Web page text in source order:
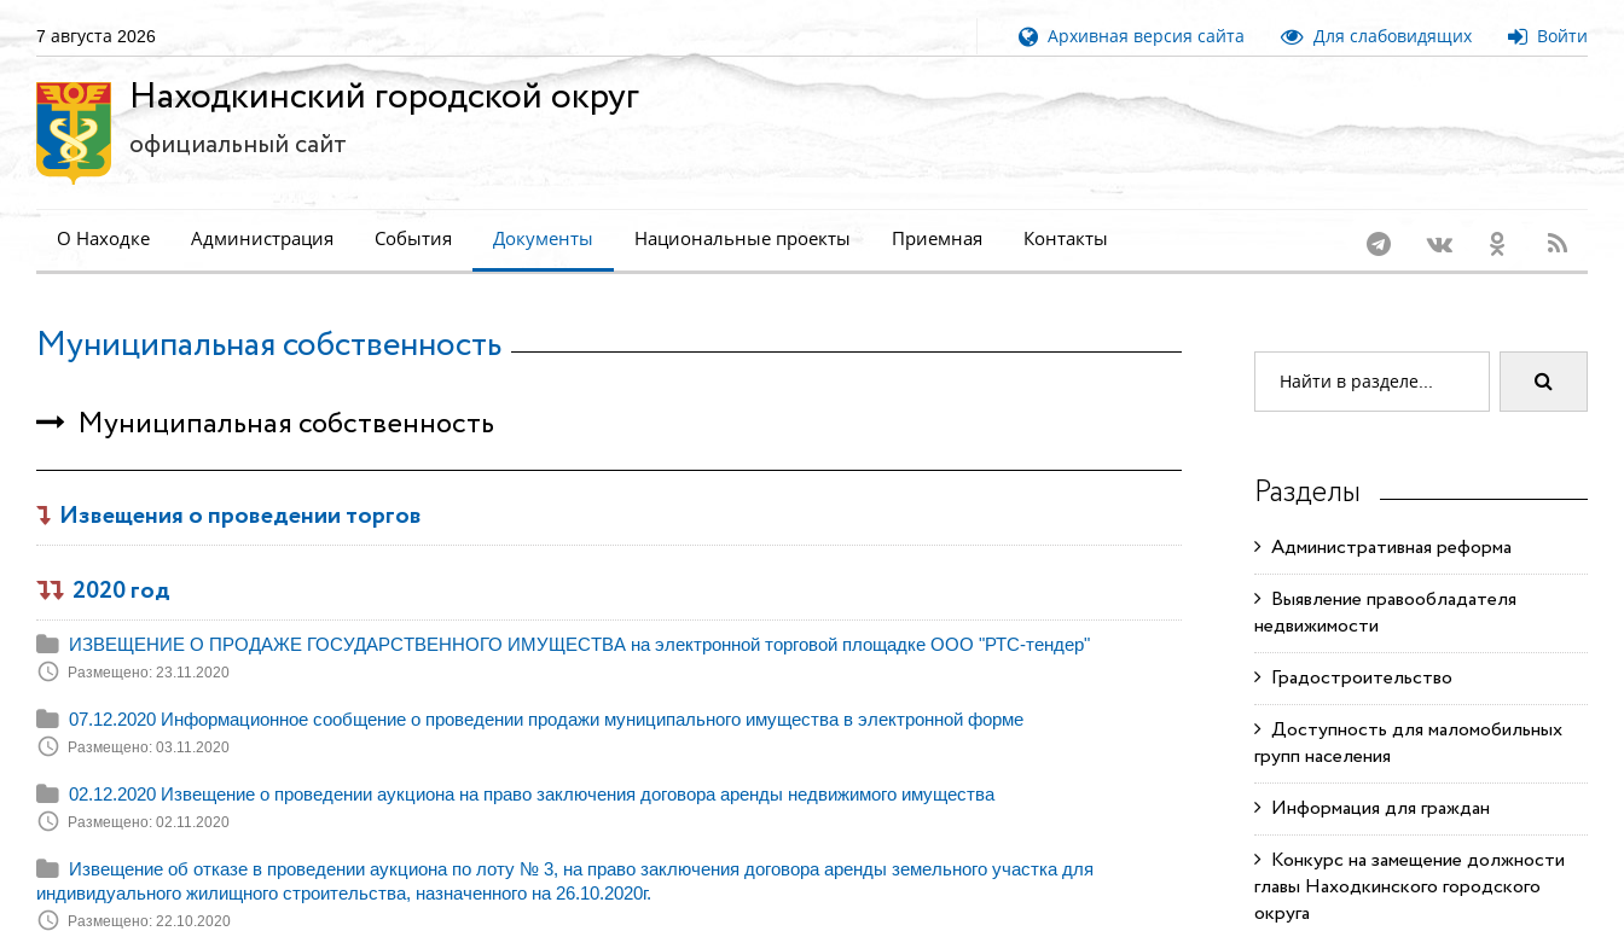
7 августа 2026 Архивная версия сайта Для слабовидящих Войти
Находкинский городской округ
официальный сайт
О Находке Администрация События Документы Национальные проекты Приемная Контакты
Муниципальная собственность
Муниципальная собственность
Извещения о проведении торгов
2020 год
ИЗВЕЩЕНИЕ О ПРОДАЖЕ ГОСУДАРСТВЕННОГО ИМУЩЕСТВА на электронной торговой площадке ООО "РТС-тендер"
Размещено: 23.11.2020
07.12.2020 Информационное сообщение о проведении продажи муниципального имущества в электронной форме
Размещено: 03.11.2020
02.12.2020 Извещение о проведении аукциона на право заключения договора аренды недвижимого имущества
Размещено: 02.11.2020
Извещение об отказе в проведении аукциона по лоту № 3, на право заключения договора аренды земельного участка для
индивидуального жилищного строительства, назначенного на 26.10.2020г.
Размещено: 22.10.2020
Разделы
Административная реформа
Выявление правообладателя
недвижимости
Градостроительство
Доступность для маломобильных
групп населения
Информация для граждан
Конкурс на замещение должности
главы Находкинского городского
округа